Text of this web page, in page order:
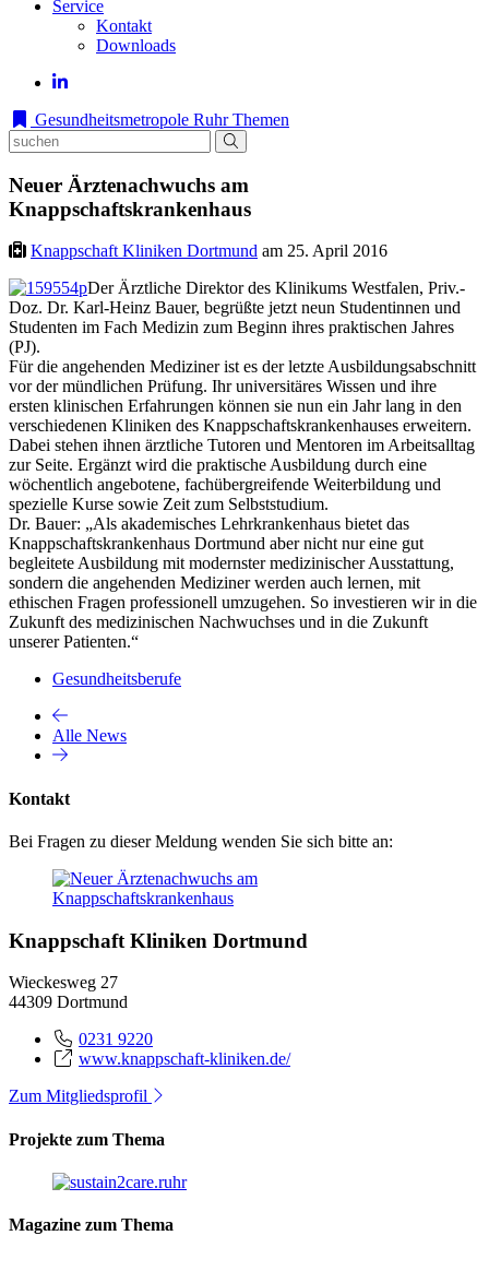
Service
Kontakt
Downloads
Gesundheitsmetropole Ruhr Themen
Neuer Ärztenachwuchs am
Knappschaftskrankenhaus
Knappschaft Kliniken Dortmund am 25. April 2016
Der Ärztliche Direktor des Klinikums Westfalen, Priv.-
Doz. Dr. Karl-Heinz Bauer, begrüßte jetzt neun Studentinnen und
Studenten im Fach Medizin zum Beginn ihres praktischen Jahres
(PJ).
Für die angehenden Mediziner ist es der letzte Ausbildungsabschnitt
vor der mündlichen Prüfung. Ihr universitäres Wissen und ihre
ersten klinischen Erfahrungen können sie nun ein Jahr lang in den
verschiedenen Kliniken des Knappschaftskrankenhauses erweitern.
Dabei stehen ihnen ärztliche Tutoren und Mentoren im Arbeitsalltag
zur Seite. Ergänzt wird die praktische Ausbildung durch eine
wöchentlich angebotene, fachübergreifende Weiterbildung und
spezielle Kurse sowie Zeit zum Selbststudium.
Dr. Bauer: „Als akademisches Lehrkrankenhaus bietet das
Knappschaftskrankenhaus Dortmund aber nicht nur eine gut
begleitete Ausbildung mit modernster medizinischer Ausstattung,
sondern die angehenden Mediziner werden auch lernen, mit
ethischen Fragen professionell umzugehen. So investieren wir in die
Zukunft des medizinischen Nachwuchses und in die Zukunft
unserer Patienten.“
Gesundheitsberufe
Alle News
Kontakt
Bei Fragen zu dieser Meldung wenden Sie sich bitte an:
Knappschaft Kliniken Dortmund
Wieckesweg 27
44309 Dortmund
0231 9220
www.knappschaft-kliniken.de/
Zum Mitgliedsprofil
Projekte zum Thema
Magazine zum Thema